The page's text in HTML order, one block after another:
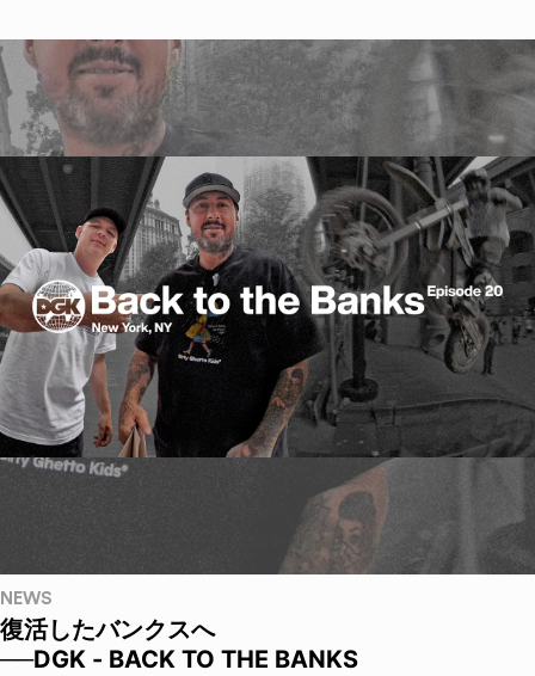
NEWS
復活したバンクスへ
──DGK - BACK TO THE BANKS